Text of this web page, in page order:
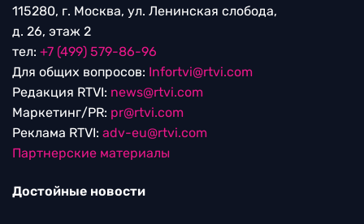
115280, г. Москва, ул. Ленинская слобода,
д. 26, этаж 2
тел: +7 (499) 579-86-96
Для общих вопросов: Infortvi@rtvi.com
Редакция RTVI: news@rtvi.com
Маркетинг/PR: pr@rtvi.com
Реклама RTVI: adv-eu@rtvi.com
Партнерские материалы
Достойные новости